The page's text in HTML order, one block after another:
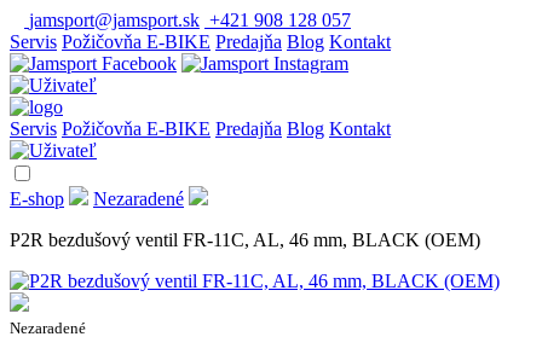
jamsport@jamsport.sk +421 908 128 057
Servis Požičovňa E-BIKE Predajňa Blog Kontakt
Servis Požičovňa E-BIKE Predajňa Blog Kontakt
E-shop
Nezaradené
P2R bezdušový ventil FR-11C, AL, 46 mm, BLACK (OEM)
Nezaradené